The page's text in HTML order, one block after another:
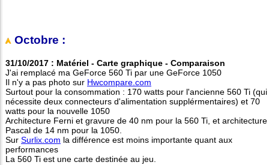
Octobre :
31/10/2017 : Matériel - Carte graphique - Comparaison
J'ai remplacé ma GeForce 560 Ti par une GeForce 1050
Il n'y a pas photo sur Hwcompare.com
Surtout pour la consommation : 170 watts pour l'ancienne 560 Ti (qui
nécessite deux connecteurs d'alimentation supplérmentaires) et 70
watts pour la nouvelle 1050
Architecture Ferni et gravure de 40 nm pour la 560 Ti, et architecture
Pascal de 14 nm pour la 1050.
Sur Surlix.com la différence est moins importante quant aux
performances
La 560 Ti est une carte destinée au jeu.